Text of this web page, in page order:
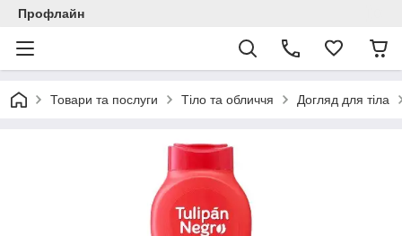
Профлайн
Товари та послуги Тіло та обличчя Догляд для тіла